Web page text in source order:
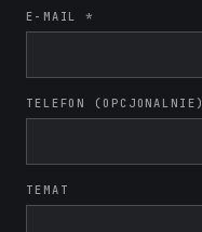
E-MAIL *
TELEFON (OPCJONALNIE)
TEMAT